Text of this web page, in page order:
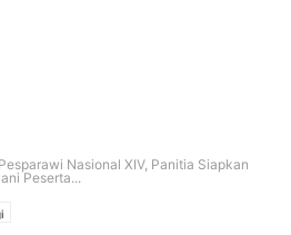
Nasional XIV, Panitia Siapkan
Peserta...